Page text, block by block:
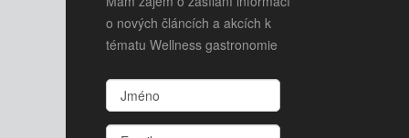
o nových článcích a akcích k
tématu Wellness gastronomie